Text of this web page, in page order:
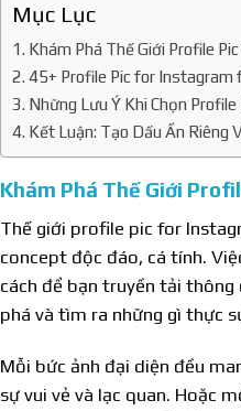
Mục Lục
Khám Phá Thế Giới Profile
45+ Profile Pic for Instagram
Những Lưu Ý Khi Chọn
Kết Luận: Tạo Dấu Ấn Riêng
Khám Phá Thế Giới
Thế giới profile pic for
concept độc đáo, cá tính.
cách để bạn truyền tải thông
phá và tìm ra những gì thực
Mỗi bức ảnh đại diện đều
sự vui vẻ và lạc quan. Hoặc